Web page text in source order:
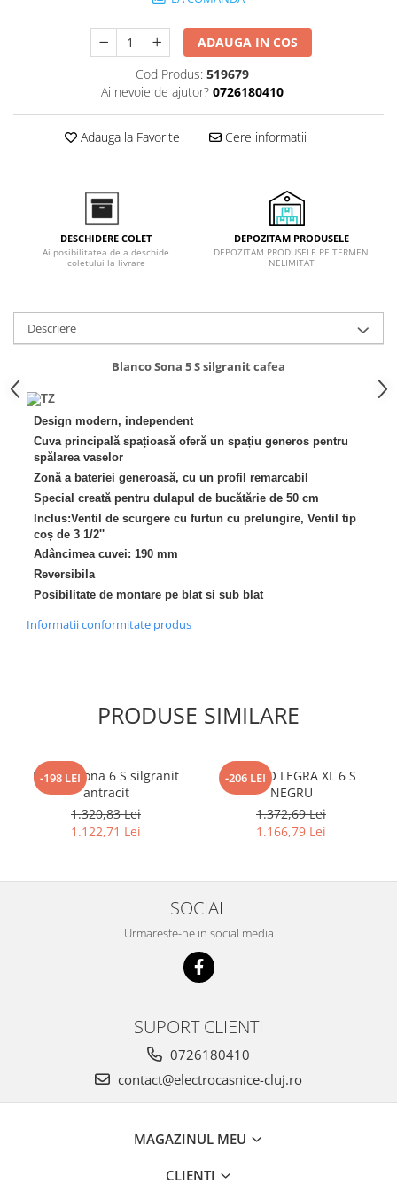
Cuptoare cu microunde
Cu montare pe perete
Hote cu montare in blat
Hote cu montare pe colt
Hote tip insula
Integrate in tavan
Masini de spalat vase
Complet incorporabile
Partial incorporabile
Ceramica
Domino( seturi modulare)
Gaz
Inductie
Mixte
Plite cu hota integrata
Masini de spalat rufe slim
Uscatoare de rufe
Vitrine frigorifice si minibaruri
Pachete chiuvete si baterii
ADAUGA IN COS
Cod Produs: 519679
Ai nevoie de ajutor? 0726180410
Adauga la Favorite Cere informatii
DESCHIDERE COLET
Ai posibilitatea de a deschide
coletului la livrare
DEPOZITAM PRODUSELE
DEPOZITAM PRODUSELE PE TERMEN
NELIMITAT
Descriere
Blanco Sona 5 S silgranit cafea
Design modern, independent
Cuva principală spațioasă oferă un spațiu generos pentru
spălarea vaselor
Zonă a bateriei generoasă, cu un profil remarcabil
Special creată pentru dulapul de bucătărie de 50 cm
Inclus:Ventil de scurgere cu furtun cu prelungire, Ventil tip
coș de 3 1/2''
Adâncimea cuvei: 190 mm
Reversibila
Posibilitate de montare pe blat si sub blat
Informatii conformitate produs
PRODUSE SIMILARE
-198 LEI
Blanco Sona 6 S silgranit
antracit
1.320,83 Lei
1.122,71 Lei
-206 LEI
BLANCO LEGRA XL 6 S
NEGRU
1.372,69 Lei
1.166,79 Lei
SOCIAL
Urmareste-ne in social media
SUPORT CLIENTI
0726180410
contact@electrocasnice-cluj.ro
MAGAZINUL MEU
CLIENTI